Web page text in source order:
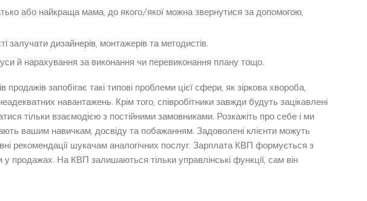
або найкраща мама, до якого/якої можна звернутися за допомогою,
дизайнерів, монтажерів та методистів.
й нарахування за виконання чи перевиконання плану тощо.
запобігає такі типові проблеми цієї сфери, як зіркова хвороба,
навантажень. Крім того, співробітники завжди будуть зацікавлені
тільки взаємодією з постійними замовниками. Розкажіть про себе і ми
вашим навичкам, досвіду та побажанням. Задоволені клієнти можуть
рекомендації шукачам аналогічних послуг. Зарплата КВП формується з
у продажах. На КВП залишаються тільки управлінські функції, сам він